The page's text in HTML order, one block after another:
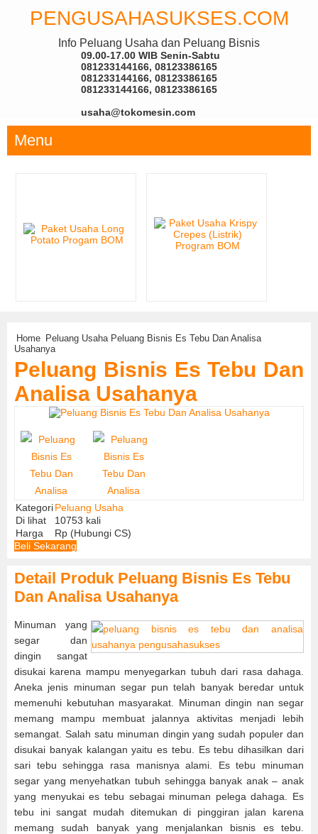
PENGUSAHASUKSES.COM
Info Peluang Usaha dan Peluang Bisnis
09.00-17.00 WIB Senin-Sabtu
081233144166, 08123386165
081233144166, 08123386165
081233144166, 08123386165
usaha@tokomesin.com
Menu
Home Peluang Usaha Peluang Bisnis Es Tebu Dan Analisa
Usahanya
Peluang Bisnis Es Tebu Dan
Analisa Usahanya
KategoriPeluang Usaha
Di lihat
10753 kali
Harga
Rp (Hubungi CS)
Beli Sekarang
Detail Produk Peluang Bisnis Es Tebu
Dan Analisa Usahanya
Minuman yang
segar dan
dingin sangat
disukai karena mampu menyegarkan tubuh dari rasa dahaga.
Aneka jenis minuman segar pun telah banyak beredar untuk
memenuhi kebutuhan masyarakat. Minuman dingin nan segar
memang mampu membuat jalannya aktivitas menjadi lebih
semangat. Salah satu minuman dingin yang sudah populer dan
disukai banyak kalangan yaitu es tebu. Es tebu dihasilkan dari
sari tebu sehingga rasa manisnya alami. Es tebu minuman
segar yang menyehatkan tubuh sehingga banyak anak – anak
yang menyukai es tebu sebagai minuman pelega dahaga. Es
tebu ini sangat mudah ditemukan di pinggiran jalan karena
memang sudah banyak yang menjalankan bisnis es tebu.